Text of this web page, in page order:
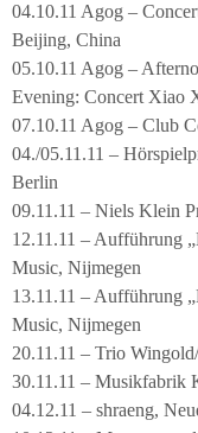
04.10.11 Agog –
Beijing, China
05.10.11 Agog –
Evening: Concert Xiao
07.10.11 Agog – Club
04./05.11.11 –
Berlin
09.11.11 – Niels Klein
12.11.11 – Aufführung
Music, Nijmegen
13.11.11 – Aufführung
Music, Nijmegen
20.11.11 – Trio
30.11.11 – Musikfabrik
04.12.11 – shraeng,